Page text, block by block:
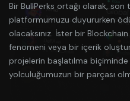
Bir BullPerks ortağı olarak,
platformumuzu duyururken
olacaksınız. İster bir
fenomeni veya bir içerik
projelerin başlatılma
yolculuğumuzun bir parçası